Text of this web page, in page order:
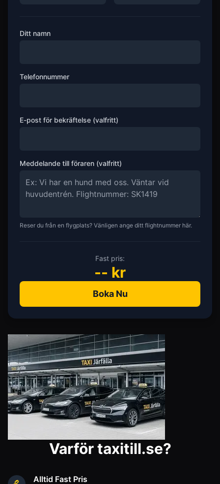
Ditt namn
Telefonnummer
E-post för bekräftelse (valfritt)
Meddelande till föraren (valfritt)
Reser du från en flygplats? Vänligen ange ditt flightnummer här.
Fast pris:
-- kr
Boka Nu
Varför taxitill.se?
Alltid Fast Pris